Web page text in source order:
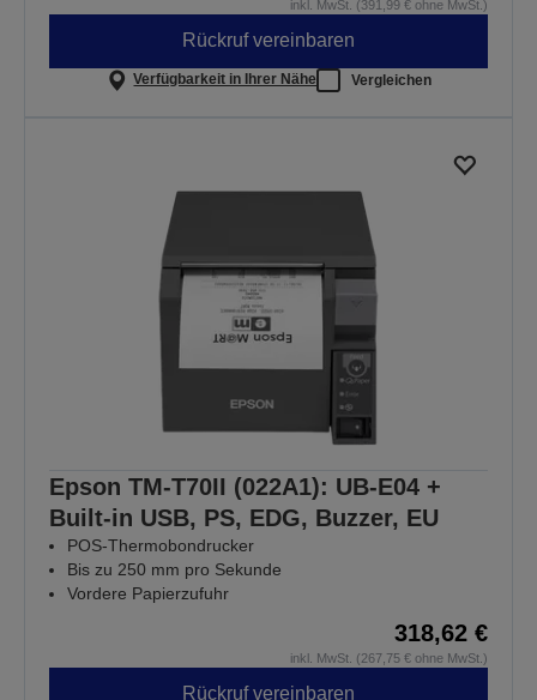
inkl. MwSt. (391,99 € ohne MwSt.)
Rückruf vereinbaren
Verfügbarkeit in Ihrer Nähe Vergleichen
Epson TM-T70II (022A1): UB-E04 +
Built-in USB, PS, EDG, Buzzer, EU
POS-Thermobondrucker
Bis zu 250 mm pro Sekunde
Vordere Papierzufuhr
318,62 €
inkl. MwSt. (267,75 € ohne MwSt.)
Rückruf vereinbaren